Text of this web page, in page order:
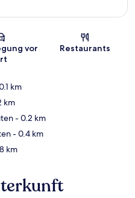
vor
Restaurants
km
km
- 0.2 km
- 0.4 km
km